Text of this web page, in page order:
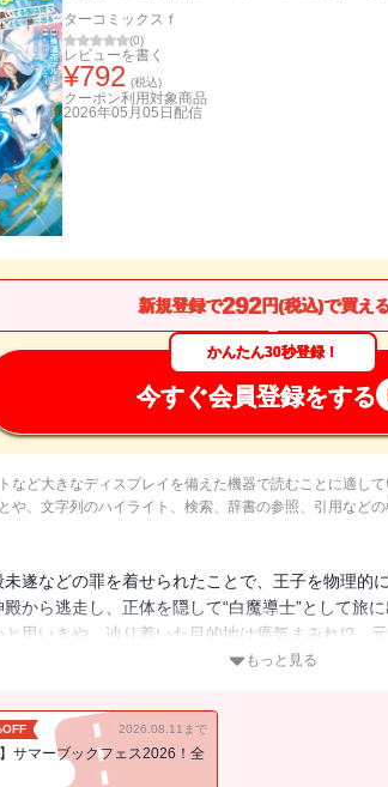
ターコミックスｆ
(0)
レビューを書く
¥792 (税込)
クーポン利用対象商品
2026年05月05日 配信
新規登録で292円(税込)で買え
かんたん30秒登録！
今すぐ会員登録をする
など大きなディスプレイを備えた機器で読むことに適して
や、文字列のハイライト、検索、辞書の参照、引用などの
未遂などの罪を着せられたことで、王子を物理的
から逃走し、正体を隠して“白魔導士”として旅
と思いきや、辿り着いた目的地は瘴気まみれ!?
る問題にメイフィートは・・・・・・。強化し
もっと見る
2026.08.11まで
サマーブックフェス2026！全